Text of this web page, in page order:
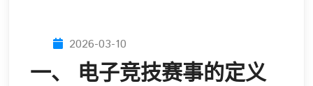
2026-03-10
一、 电子竞技赛事的定义